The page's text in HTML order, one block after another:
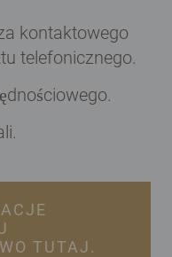
kontaktowego
telefonicznego.
TUTAJ.